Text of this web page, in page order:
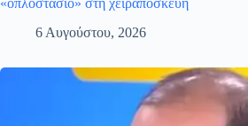
«οπλοστάσιο» στη χειραποσκευή
6 Αυγούστου, 2026